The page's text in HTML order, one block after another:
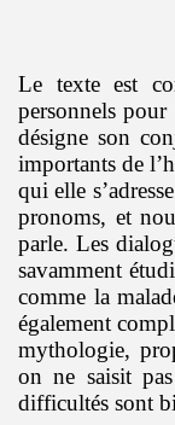
Le texte est
personnels pour
désigne son
importants de
qui elle
pronoms, et
parle. Les
savamment
comme la
également
mythologie,
on ne saisit
difficultés sont